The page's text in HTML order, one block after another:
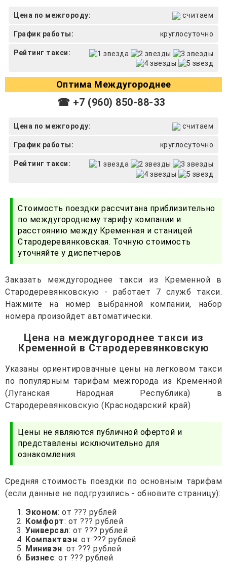
Цена по межгороду: считаем
График работы: круглосуточно
Рейтинг такси:
Оптима Междугороднее
☎ +7 (960) 850-88-33
Цена по межгороду: считаем
График работы: круглосуточно
Рейтинг такси:
Стоимость поездки рассчитана приблизительно
по междугороднему тарифу компании и
расстоянию между Кременная и станицей
Стародеревянковская. Точную стоимость
уточняйте у диспетчеров
Заказать междугороднее такси из Кременной в
Стародеревянковскую - работает 7 служб такси.
Нажмите на номер выбранной компании, набор
номера произойдет автоматически.
Цена на междугороднее такси из
Кременной в Стародеревянковскую
Указаны ориентировачные цены на легковом такси
по популярным тарифам межгорода из Кременной
(Луганская Народная Республика) в
Стародеревянковскую (Краснодарский край)
Цены не являются публичной офертой и
представлены исключительно для
ознакомления.
Средняя стоимость поездки по основным тарифам
(если данные не подгрузились - обновите страницу):
Эконом: от ??? рублей
Комфорт: от ??? рублей
Универсал: от ??? рублей
Компактвэн: от ??? рублей
Минивэн: от ??? рублей
Бизнес: от ??? рублей